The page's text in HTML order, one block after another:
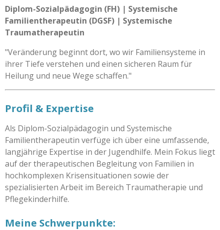
Diplom-Sozialpädagogin (FH) | Systemische
Familientherapeutin (DGSF) | Systemische
Traumatherapeutin
"Veränderung beginnt dort, wo wir Familiensysteme in
ihrer Tiefe verstehen und einen sicheren Raum für
Heilung und neue Wege schaffen."
Profil & Expertise
Als Diplom-Sozialpädagogin und Systemische
Familientherapeutin verfüge ich über eine umfassende,
langjährige Expertise in der Jugendhilfe. Mein Fokus liegt
auf der therapeutischen Begleitung von Familien in
hochkomplexen Krisensituationen sowie der
spezialisierten Arbeit im Bereich Traumatherapie und
Pflegekinderhilfe.
Meine Schwerpunkte: